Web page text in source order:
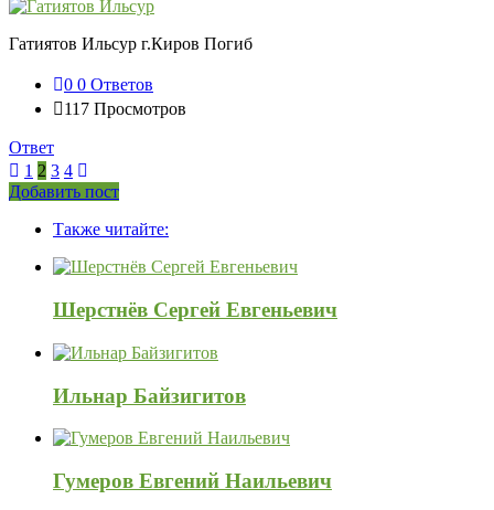
Гатиятов Ильсур г.Киров Погиб
0 0 Ответов
117 Просмотров
Ответ
1 2 3 4
Боковая
панель
Добавить пост
120x600Также читайте:
Шерстнёв Сергей Евгеньевич
Ильнар Байзигитов
Гумеров Евгений Наильевич